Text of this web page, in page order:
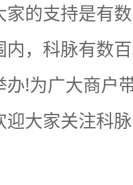
家的支持是有
内，科脉有数
办!为广大商户
迎大家关注科